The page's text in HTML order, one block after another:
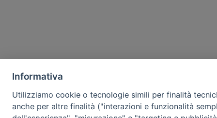
Informativa
Utilizziamo cookie o tecnologie simili per finalità
anche per altre finalità ("interazioni e funzionalità